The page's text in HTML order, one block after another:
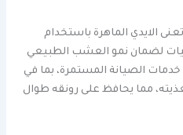
الايدي الماهرة باستخدام
لضمان نمو العشب الطبيعي
الصيانة المستمرة، بما في
مما يحافظ على رونقه طوال